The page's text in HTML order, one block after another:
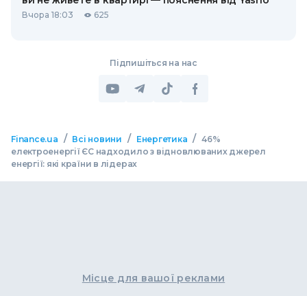
Вчора 18:03 625
Підпишіться на нас
Finance.ua / Всі новини / Енергетика / 46%
електроенергії ЄС надходило з відновлюваних джерел
енергії: які країни в лідерах
Місце для вашої реклами